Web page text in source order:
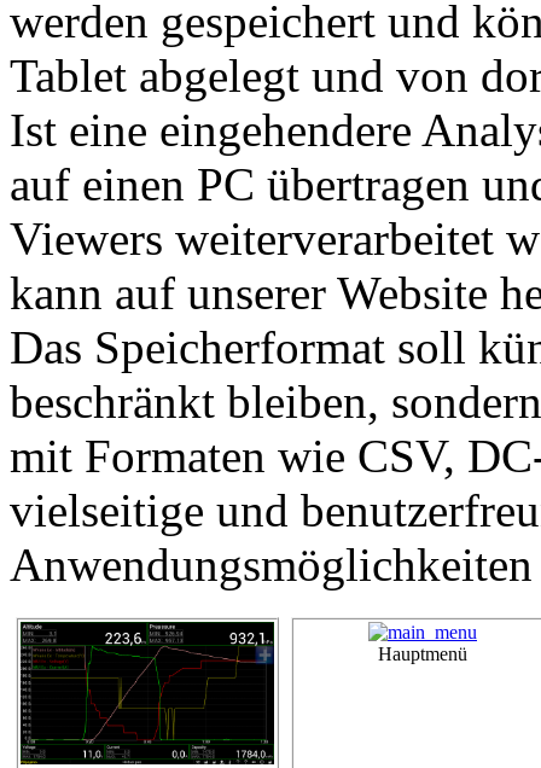
werden gespeichert und
Tablet abgelegt und von
Ist eine eingehendere
auf einen PC übertragen
Viewers weiterverarbeitet
kann auf unserer Website
Das Speicherformat soll
beschränkt bleiben,
mit Formaten wie CSV,
vielseitige und
Hauptmenü